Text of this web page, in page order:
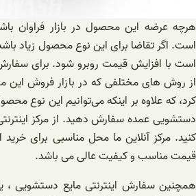
هرچه عرضه این محصول در بازار فراوان
است. اگر تقاضا برای این نوع محصول زیاد
است با افزایش قیمت روبرو شود. برای
از روش های مختلفی که در بازار فروش این
کرد، که علاوه بر اینکه می‌توانیم این نوع
دستشویی عمده سفارش دهید. از مرکز
کنید. مرکز آنلاین ما محل مناسبی برای
قیمت مناسب و کیفیت عالی می باشد.
همچنین سفارش اینترنتی مایع دستشویی ،